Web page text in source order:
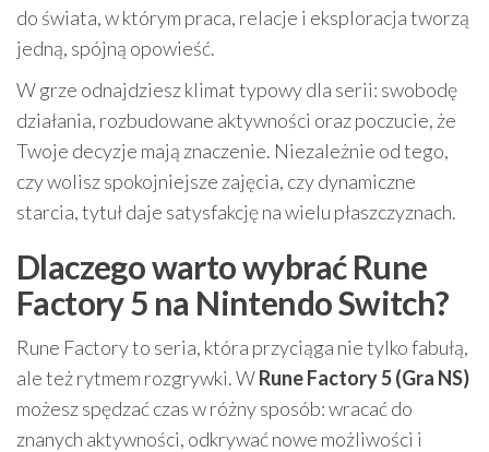
do świata, w którym praca, relacje i eksploracja tworzą
jedną, spójną opowieść.
W grze odnajdziesz klimat typowy dla serii: swobodę
działania, rozbudowane aktywności oraz poczucie, że
Twoje decyzje mają znaczenie. Niezależnie od tego,
czy wolisz spokojniejsze zajęcia, czy dynamiczne
starcia, tytuł daje satysfakcję na wielu płaszczyznach.
Dlaczego warto wybrać Rune
Factory 5 na Nintendo Switch?
Rune Factory to seria, która przyciąga nie tylko fabułą,
ale też rytmem rozgrywki. WRune Factory 5 (Gra NS)
możesz spędzać czas w różny sposób: wracać do
znanych aktywności, odkrywać nowe możliwości i